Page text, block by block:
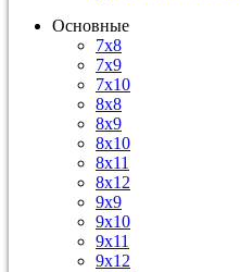
Основные
7х8
7х9
7х10
8х8
8х9
8х10
8х11
8х12
9х9
9х10
9х11
9х12